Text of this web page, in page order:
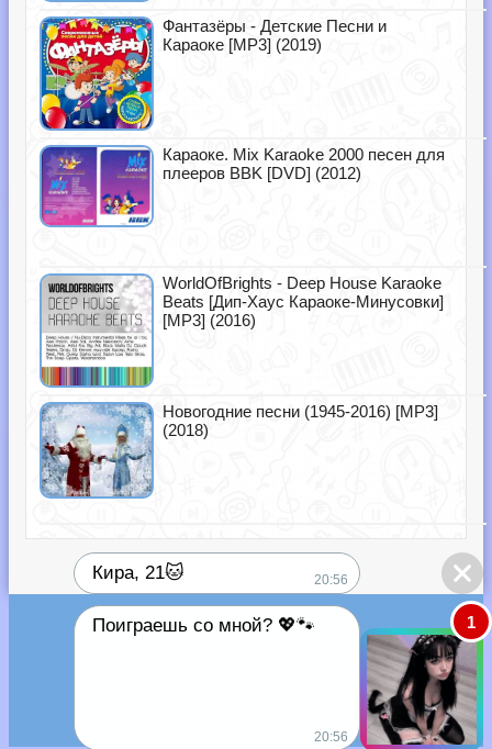
Фантазёры - Детские Песни и
Караоке [MP3] (2019)
Караоке. Mix Karaoke 2000 песен для
плееров BBK [DVD] (2012)
WorldOfBrights - Deep House Karaoke
Beats [Дип-Хаус Караоке-Минусовки]
[MP3] (2016)
Новогодние песни (1945-2016) [MP3]
(2018)
Кира, 21🐱 20:56
Поиграешь со мной? 💖🐾
20:56
1